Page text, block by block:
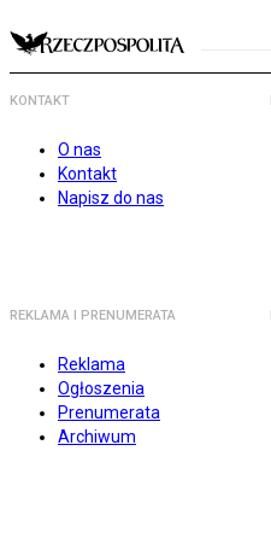
KONTAKT
O nas
Kontakt
Napisz do nas
REKLAMA I PRENUMERATA
Reklama
Ogłoszenia
Prenumerata
Archiwum